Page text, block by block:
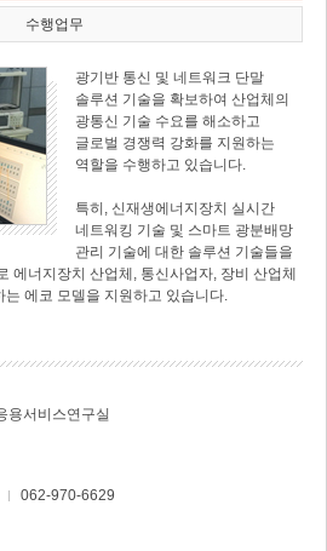
수행업무
광기반 통신 및 네트워크 단말
솔루션 기술을 확보하여 산업체의
광통신 기술 수요를 해소하고
글로벌 경쟁력 강화를 지원하는
역할을 수행하고 있습니다.
특히, 신재생에너지장치 실시간
네트워킹 기술 및 스마트 광분배망
관리 기술에 대한 솔루션 기술들을
에너지장치 산업체, 통신사업자, 장비 산업체
에코 모델을 지원하고 있습니다.
용서비스연구실
062-970-6629